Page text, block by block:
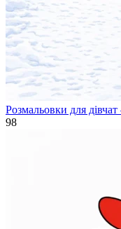
Розмальовки для
98